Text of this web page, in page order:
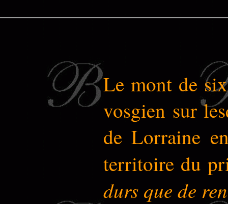
Le mont de
vosgien sur
de Lorraine
territoire du
durs que de